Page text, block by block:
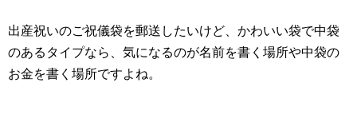
出産祝いのご祝儀袋を郵送したいけど、かわいい袋で中袋
のあるタイプなら、気になるのが名前を書く場所や中袋の
お金を書く場所ですよね。